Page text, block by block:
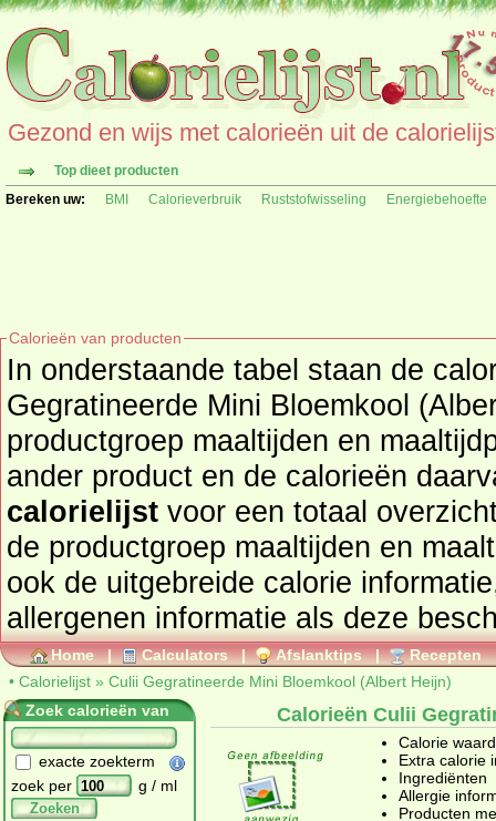
Gezond en wijs met calorieën uit de
Top dieet producten
Bereken uw:
BMI Calorieverbruik Ruststofwisseling Energiebehoefte
Calorieën van producten
In onderstaande tabel staan de
Gegratineerde Mini Bloemkool
productgroep maaltijden en
ander product en de calorieën
calorielijst voor een totaal overzicht of bekijk alle producten
de productgroep maaltijden en
ook de uitgebreide calorie
allergenen informatie als deze
Home | Calculators | Afslanktips | Recepten
• Calorielijst » Culii Gegratineerde Mini Bloemkool (Albert Heijn)
Zoek calorieën van
exacte zoekterm
zoek per
g / ml
Zoeken
Calorieën Culii
Calorie
Extra calorie
Ingrediënten
Allergie
Producten